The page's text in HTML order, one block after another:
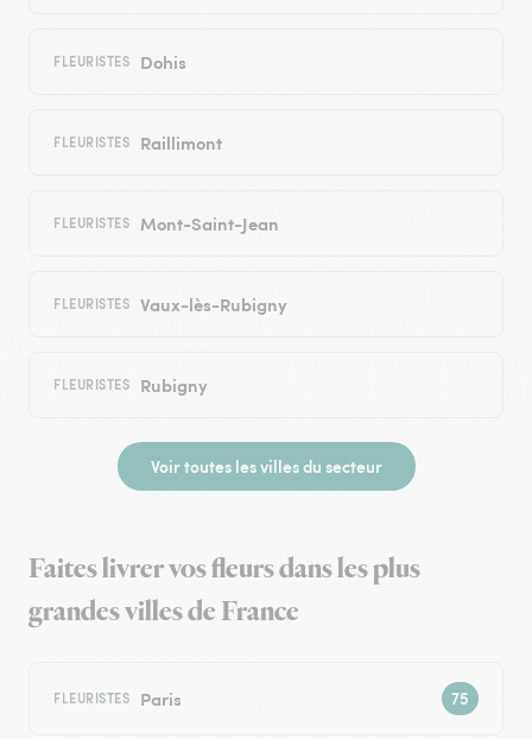
FLEURISTES Dohis
FLEURISTES Raillimont
FLEURISTES Mont-Saint-Jean
FLEURISTES Vaux-lès-Rubigny
FLEURISTES Rubigny
Voir toutes les villes du secteur
Faites livrer vos fleurs dans les plus
grandes villes de France
FLEURISTES Paris